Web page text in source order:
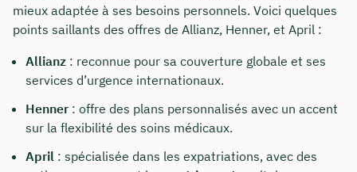
mieux adaptée à ses besoins personnels. Voici quelques
points saillants des offres de Allianz, Henner, et April :
Allianz : reconnue pour sa couverture globale et ses
services d’urgence internationaux.
Henner : offre des plans personnalisés avec un accent
sur la flexibilité des soins médicaux.
April : spécialisée dans les expatriations, avec des
Comment nous joindre
8h à 18h
info@insurancy.de
+49 30 235 962 875
Visitez notre profil LinkedIn